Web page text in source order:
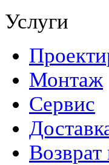
Услуги
Монтаж
Сервис